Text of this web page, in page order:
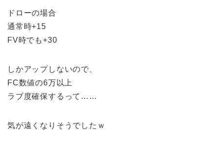
ドローの場合
通常時+15
FV時でも+30
しかアップしないので、
FC数値の6万以上
ラブ度確保するって……
気が遠くなりそうでしたｗ